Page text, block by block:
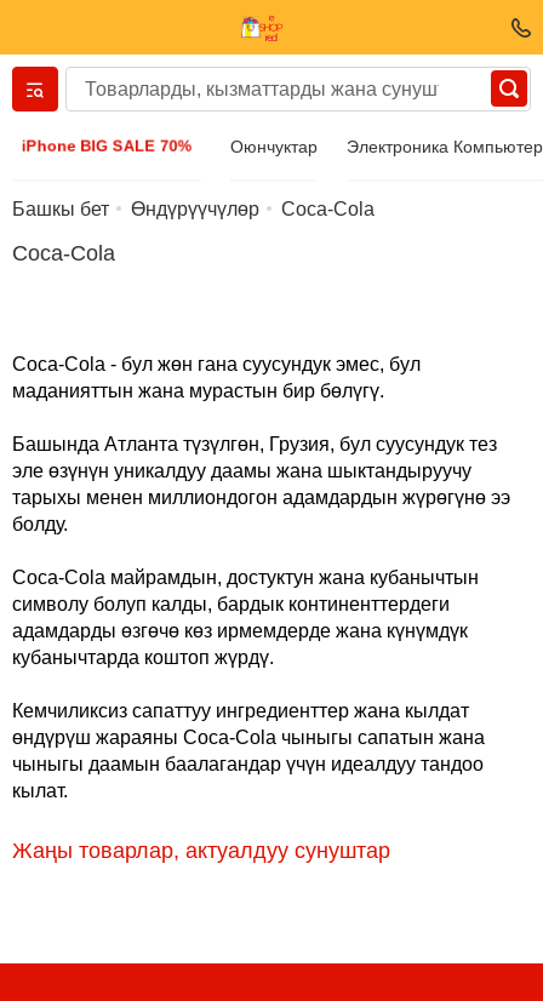
iPhone BIG SALE 70% Оюнчуктар Электроника
Вернуться назад
Аксессуарлар
Бижутерия
Кол сааттары
Башкы бет Өндүрүүчүлөр Coca-Cola
Coca-Cola
Coca-Cola - бул жөн гана суусундук эмес, бул
маданияттын жана мурастын бир бөлүгү.
Башында Атланта түзүлгөн, Грузия, бул суусундук тез
эле өзүнүн уникалдуу даамы жана шыктандыруучу
тарыхы менен миллиондогон адамдардын жүрөгүнө ээ
болду.
Coca-Cola майрамдын, достуктун жана кубанычтын
символу болуп калды, бардык континенттердеги
адамдарды өзгөчө көз ирмемдерде жана күнүмдүк
кубанычтарда коштоп жүрдү.
Кемчиликсиз сапаттуу ингредиенттер жана кылдат
өндүрүш жараяны Coca-Cola чыныгы сапатын жана
чыныгы даамын баалагандар үчүн идеалдуу тандоо
кылат.
Жаңы товарлар, актуалдуу сунуштар